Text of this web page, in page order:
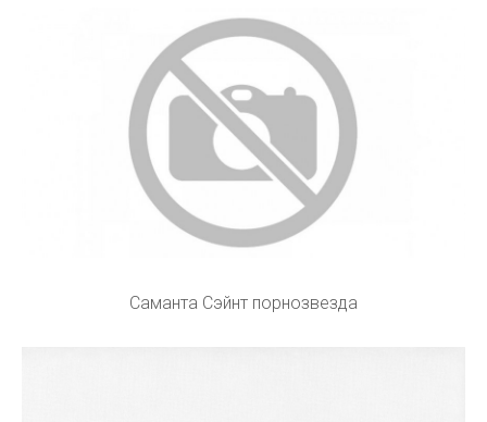
Саманта Сэйнт порнозвезда